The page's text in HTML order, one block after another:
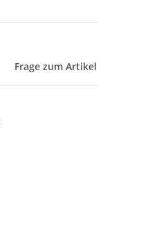
Frage zum Artikel